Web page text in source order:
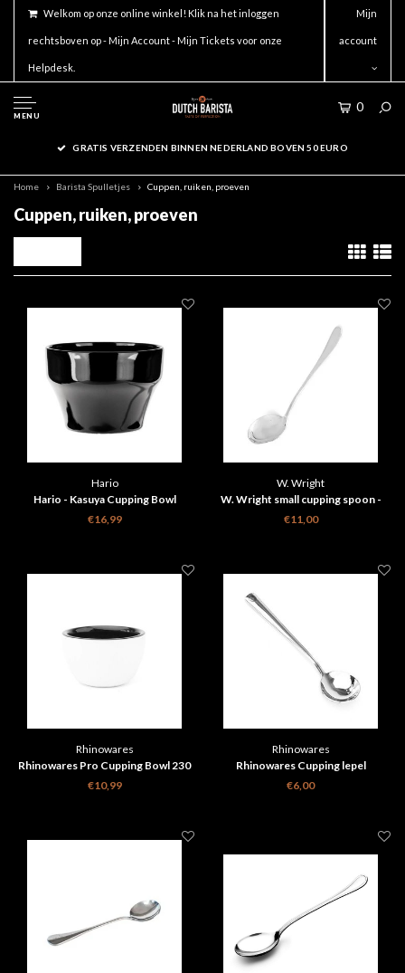
Welkom op onze online winkel! Klik na het inloggen
rechtsboven op - Mijn Account - Mijn Tickets voor onze
Helpdesk.
Mijn
account
MENU
0
GRATIS VERZENDEN BINNEN NEDERLAND BOVEN 50 EURO
Home Barista Spulletjes Cuppen, ruiken, proeven
Cuppen, ruiken, proeven
Hario
Hario - Kasuya Cupping Bowl
€16,99
W. Wright
W. Wright small cupping spoon -
silver plated
€11,00
Rhinowares
Rhinowares Pro Cupping Bowl 230
ml
€10,99
Rhinowares
Rhinowares Cupping lepel
€6,00